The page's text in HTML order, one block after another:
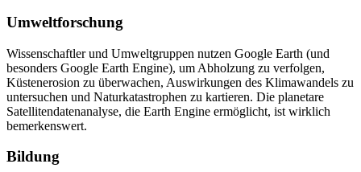
Umweltforschung
Wissenschaftler und Umweltgruppen nutzen Google Earth (und
besonders Google Earth Engine), um Abholzung zu verfolgen,
Küstenerosion zu überwachen, Auswirkungen des Klimawandels zu
untersuchen und Naturkatastrophen zu kartieren. Die planetare
Satellitendatenanalyse, die Earth Engine ermöglicht, ist wirklich
bemerkenswert.
Bildung